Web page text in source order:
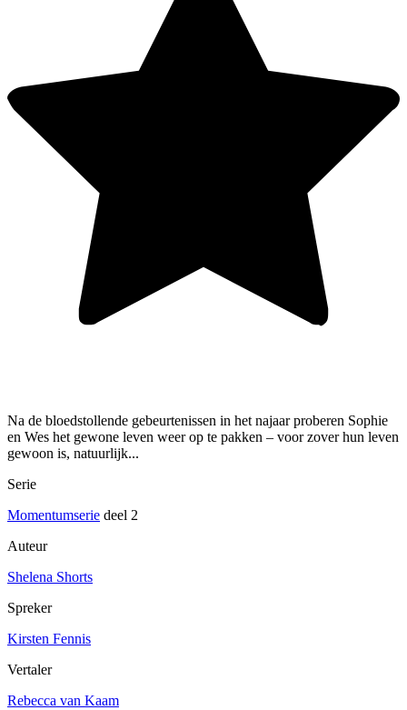
Na de bloedstollende gebeurtenissen in het najaar proberen Sophie
en Wes het gewone leven weer op te pakken – voor zover hun leven
gewoon is, natuurlijk...
Serie
Momentumserie deel 2
Auteur
Shelena Shorts
Spreker
Kirsten Fennis
Vertaler
Rebecca van Kaam